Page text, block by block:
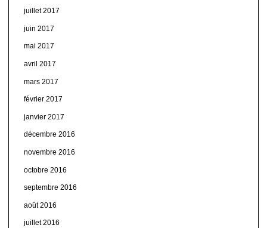
juillet 2017
juin 2017
mai 2017
avril 2017
mars 2017
février 2017
janvier 2017
décembre 2016
novembre 2016
octobre 2016
septembre 2016
août 2016
juillet 2016